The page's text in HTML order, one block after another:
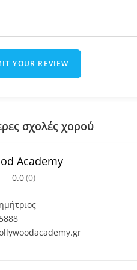
YOUR REVIEW
σχολές χορού
Academy
0.0(0)